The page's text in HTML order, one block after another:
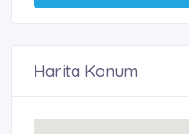
Harita Konum